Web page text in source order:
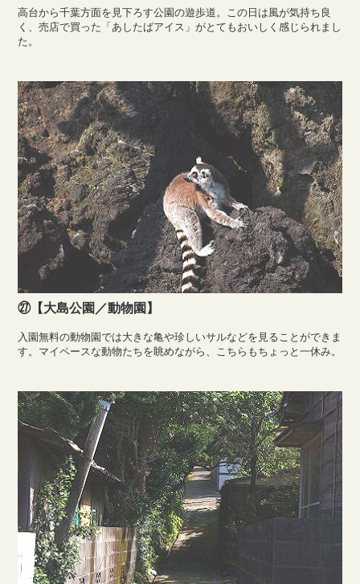
高台から千葉方面を見下ろす公園の遊歩道。この日は風が気持ち良
く、売店で買った「あしたばアイス」がとてもおいしく感じられまし
た。
㉗【大島公園／動物園】
入園無料の動物園では大きな亀や珍しいサルなどを見ることができま
す。マイペースな動物たちを眺めながら、こちらもちょっと一休み。